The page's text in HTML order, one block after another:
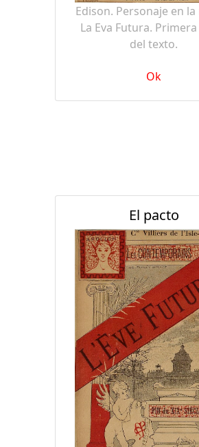
Edison. Personaje en la
La Eva Futura.
del texto.
Ok
El pacto